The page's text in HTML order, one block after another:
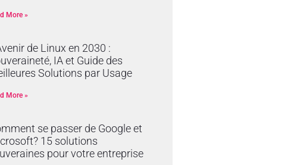
More »
de Linux en 2030 :
IA et Guide des
Solutions par Usage
More »
se passer de Google et
15 solutions
pour votre entreprise